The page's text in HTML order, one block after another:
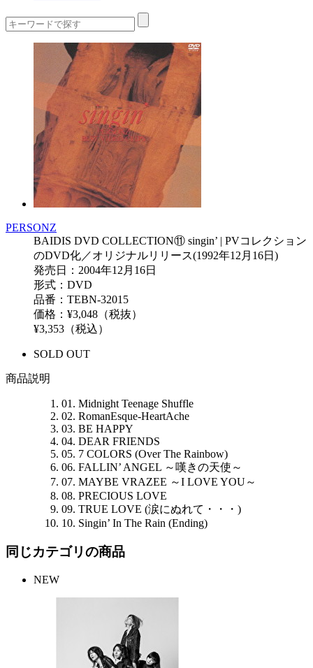
PERSONZ
BAIDIS DVD COLLECTION⑪ singin’ | PVコレクション
のDVD化／オリジナルリリース(1992年12月16日)
発売日：2004年12月16日
形式：DVD
品番：TEBN-32015
価格：¥3,048（税抜）
¥3,353（税込）
SOLD OUT
商品説明
01. Midnight Teenage Shuffle
02. RomanEsque-HeartAche
03. BE HAPPY
04. DEAR FRIENDS
05. 7 COLORS (Over The Rainbow)
06. FALLIN’ ANGEL ～嘆きの天使～
07. MAYBE VRAZEE ～I LOVE YOU～
08. PRECIOUS LOVE
09. TRUE LOVE (涙にぬれて・・・)
10. Singin’ In The Rain (Ending)
同じカテゴリの商品
NEW